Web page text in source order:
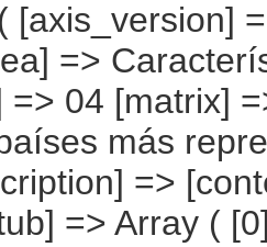
de países africanos [11] => PAÍSES AMERICANOS [12] => Estados Unidos y Canadá [13] => PAÍSES AMERICANOS SIN ESTADOS UNIDOS NI CANADÁ [14] => Ecuador [15] => Colombia [16] => Bolivia [17] => Argentina [18] => Resto de países americanos sin Estados Unidos ni Canadá [19] => PAÍSES ASIÁTICOS Y DE OCEANÍA [20] => China [21] => Resto de países asiáticos y de Oceanía ) [lugar de residencia del padre] => Array ( [0] => Total [1] => Mismo domicilio [2] => Mismo municipio [3] => Misma región [4] => Mismo país [5] => En España [6] => Otro país [7] => No tenía padre [8] => No sabe ) ) [codes] => Array ( ) [map] => Array ( ) [decimals] => 0 [showdecimals] => 0 [source] => Instituto Nacional de Estadística [contact] => INE Difusión. Internet: www.ine.es/infoine [copyright] => YES [infofile] =>